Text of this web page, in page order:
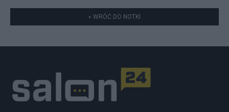
« WRÓĆ DO NOTKI